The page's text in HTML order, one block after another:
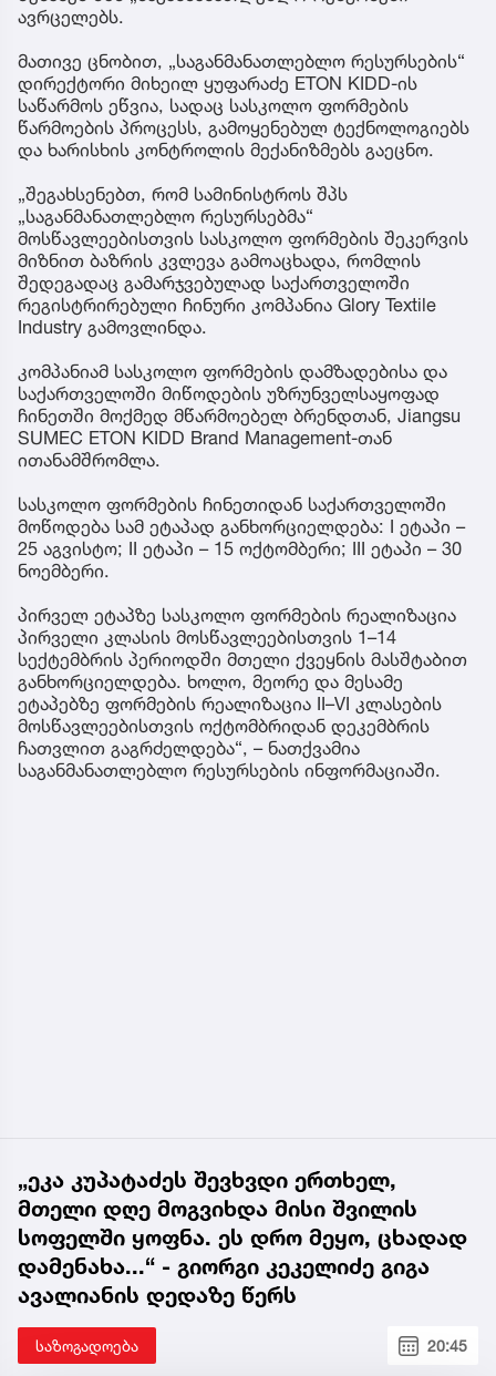
ავრცელებს.
მათივე ცნობით, „საგანმანათლებლო რესურსების“
დირექტორი მიხეილ ყუფარაძე ETON KIDD-ის
საწარმოს ეწვია, სადაც სასკოლო ფორმების
წარმოების პროცესს, გამოყენებულ ტექნოლოგიებს
და ხარისხის კონტროლის მექანიზმებს გაეცნო.
„შეგახსენებთ, რომ სამინისტროს შპს
„საგანმანათლებლო რესურსებმა“
მოსწავლეებისთვის სასკოლო ფორმების შეკერვის
მიზნით ბაზრის კვლევა გამოაცხადა, რომლის
შედეგადაც გამარჯვებულად საქართველოში
რეგისტრირებული ჩინური კომპანია Glory Textile
Industry გამოვლინდა.
კომპანიამ სასკოლო ფორმების დამზადებისა და
საქართველოში მიწოდების უზრუნველსაყოფად
ჩინეთში მოქმედ მწარმოებელ ბრენდთან, Jiangsu
SUMEC ETON KIDD Brand Management-თან
ითანამშრომლა.
სასკოლო ფორმების ჩინეთიდან საქართველოში
მოწოდება სამ ეტაპად განხორციელდება: I ეტაპი –
25 აგვისტო; II ეტაპი – 15 ოქტომბერი; III ეტაპი – 30
ნოემბერი.
პირველ ეტაპზე სასკოლო ფორმების რეალიზაცია
პირველი კლასის მოსწავლეებისთვის 1–14
სექტემბრის პერიოდში მთელი ქვეყნის მასშტაბით
განხორციელდება. ხოლო, მეორე და მესამე
ეტაპებზე ფორმების რეალიზაცია II–VI კლასების
მოსწავლეებისთვის ოქტომბრიდან დეკემბრის
ჩათვლით გაგრძელდება“, – ნათქვამია
საგანმანათლებლო რესურსების ინფორმაციაში.
„ეკა კუპატაძეს შევხვდი ერთხელ,
მთელი დღე მოგვიხდა მისი შვილის
სოფელში ყოფნა. ეს დრო მეყო, ცხადად
დამენახა...“ - გიორგი კეკელიძე გიგა
ავალიანის დედაზე წერს
საზოგადოება 20:45